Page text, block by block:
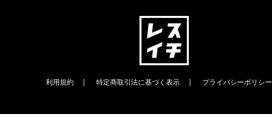
利用規約 特定商取引法に基づく表示 プライバシーポリシー